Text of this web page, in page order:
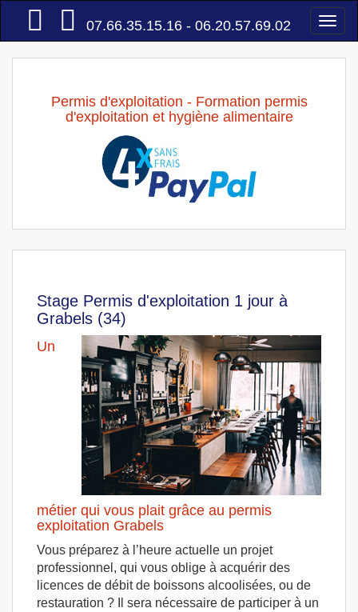
Accueil
07.66.35.15.16 - 06.20.57.69.02
Permis d'exploitation - Formation permis
d'exploitation et hygiène alimentaire
Stage Permis d'exploitation 1 jour à
Grabels (34)
Un
métier qui vous plait grâce au permis
exploitation Grabels
Vous préparez à l’heure actuelle un projet
professionnel, qui vous oblige à acquérir des
licences de débit de boissons alcoolisées, ou de
restauration ? Il sera nécessaire de participer à un